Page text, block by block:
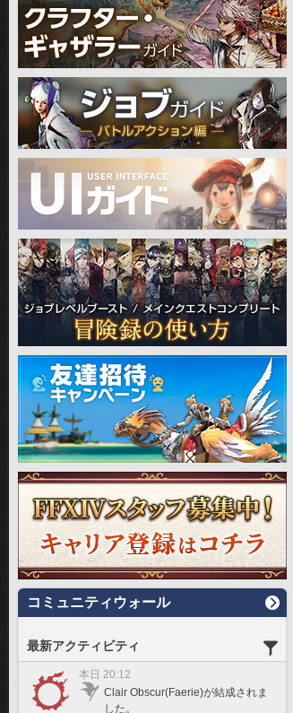
コミュニティウォール
最新アクティビティ
本日 20:12
Clair Obscur(Faerie)が結成されま
した。